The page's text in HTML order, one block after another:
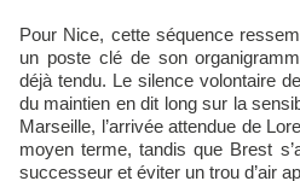
Pour Nice, cette séquence
un poste clé de son
déjà tendu. Le silence volontaire
du maintien en dit long sur la
Marseille, l’arrivée attendue de
moyen terme, tandis que Brest
successeur et éviter un trou d’air